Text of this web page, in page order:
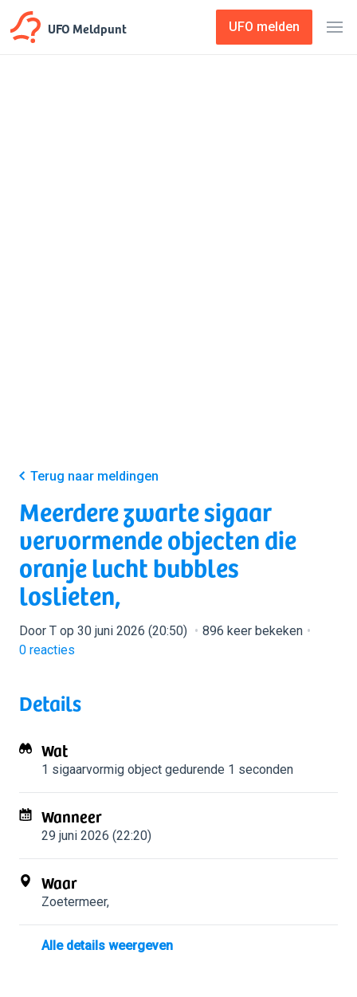
UFO Meldpunt UFO melden
Terug naar meldingen
Meerdere zwarte sigaar
vervormende objecten die
oranje lucht bubbles
loslieten,
Door T op 30 juni 2026 (20:50)
896 keer bekeken
0 reacties
Details
Wat
1 sigaarvormig object gedurende 1 seconden
Wanneer
29 juni 2026 (22:20)
Waar
Zoetermeer,
Alle details weergeven